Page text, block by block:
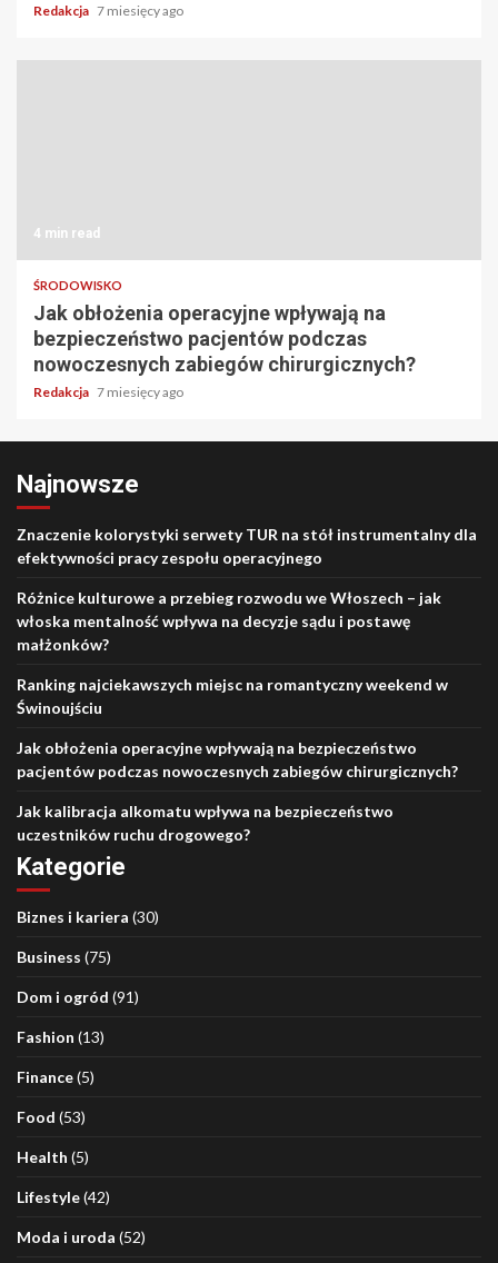
Redakcja 7 miesięcy ago
4 min read
ŚRODOWISKO
Jak obłożenia operacyjne wpływają na
bezpieczeństwo pacjentów podczas
nowoczesnych zabiegów chirurgicznych?
Redakcja 7 miesięcy ago
Najnowsze
Znaczenie kolorystyki serwety TUR na stół instrumentalny dla
efektywności pracy zespołu operacyjnego
Różnice kulturowe a przebieg rozwodu we Włoszech – jak
włoska mentalność wpływa na decyzje sądu i postawę
małżonków?
Ranking najciekawszych miejsc na romantyczny weekend w
Świnoujściu
Jak obłożenia operacyjne wpływają na bezpieczeństwo
pacjentów podczas nowoczesnych zabiegów chirurgicznych?
Jak kalibracja alkomatu wpływa na bezpieczeństwo
uczestników ruchu drogowego?
Kategorie
Biznes i kariera (30)
Business (75)
Dom i ogród (91)
Fashion (13)
Finance(5)
Food (53)
Health (5)
Lifestyle(42)
Moda i uroda (52)